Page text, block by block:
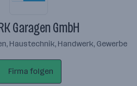
Garagen GmbH
Haustechnik, Handwerk, Gewerbe
Firma folgen